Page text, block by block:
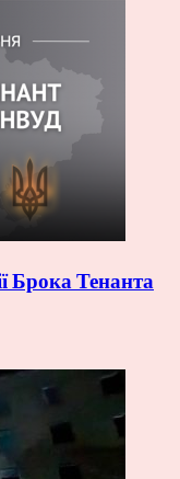
Брока Тенанта